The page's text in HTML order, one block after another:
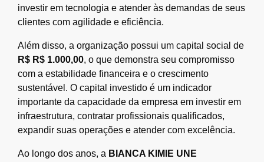
investir em tecnologia e atender às demandas de seus
clientes com agilidade e eficiência.
Além disso, a organização possui um capital social de
R$ R$ 1.000,00, o que demonstra seu compromisso
com a estabilidade financeira e o crescimento
sustentável. O capital investido é um indicador
importante da capacidade da empresa em investir em
infraestrutura, contratar profissionais qualificados,
expandir suas operações e atender com excelência.
Ao longo dos anos, a BIANCA KIMIE UNE